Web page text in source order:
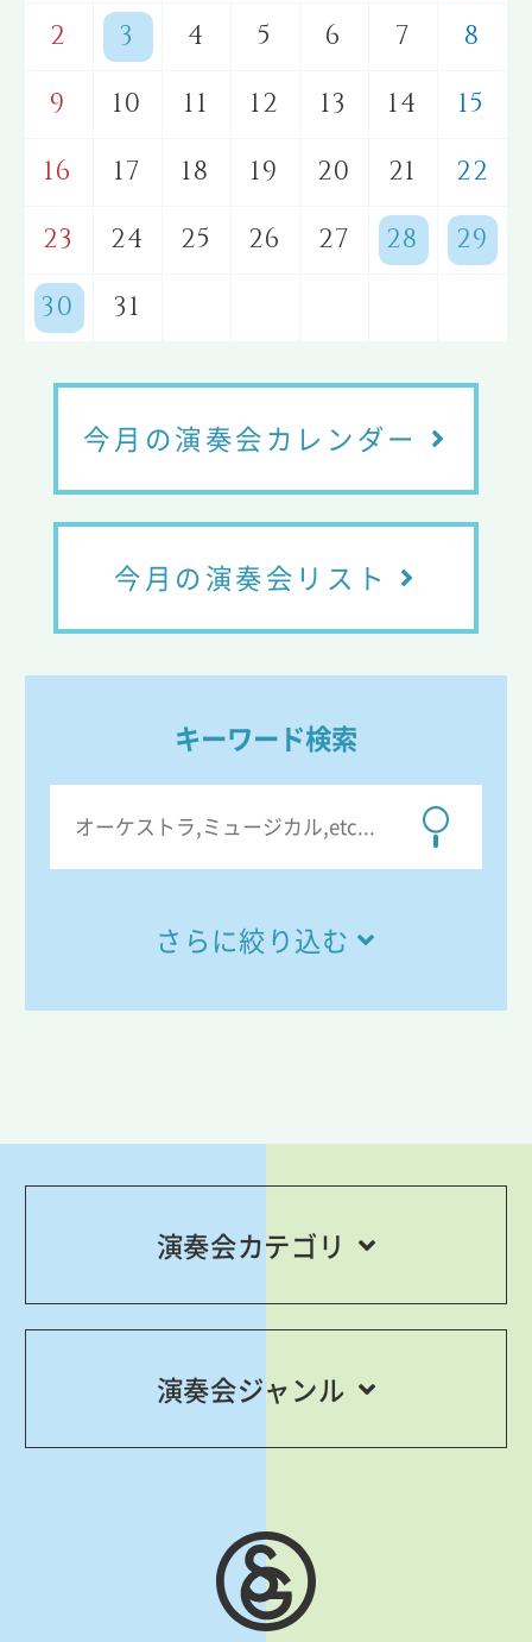
2
3 4 5 6 7
8
9
10 11 12 13 14
15
16
17 18 19 20 21
22
23
24 25 26 27 28
29
30
31
今月の演奏会カレンダー
今月の演奏会リスト
キーワード検索
さらに絞り込む
演奏会カテゴリ
演奏会ジャンル